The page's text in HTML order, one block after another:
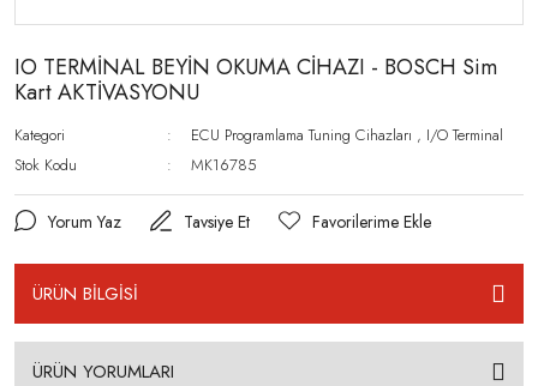
IO TERMİNAL BEYİN OKUMA CİHAZI - BOSCH Sim
Kart AKTİVASYONU
Kategori ECU Programlama Tuning Cihazları , I/O Terminal
Stok Kodu
MK16785
Yorum Yaz Tavsiye Et
ÜRÜN BİLGİSİ
ÜRÜN YORUMLARI